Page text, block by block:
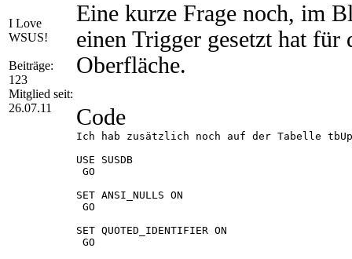
I Love
WSUS!
Beiträge:
123
Mitglied seit:
26.07.11
Eine kurze Frage noch, im
einen Trigger gesetzt hat
Oberfläche.
Code
Ich hab zusätzlich noch auf der Tabelle
USE SUSDB
GO
SET ANSI_NULLS ON
GO
SET QUOTED_IDENTIFIER ON
GO